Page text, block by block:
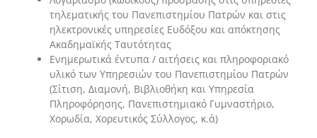
τηλεματικής του Πανεπιστημίου Πατρών και στις
ηλεκτρονικές υπηρεσίες Ευδόξου και απόκτησης
Ακαδημαϊκής Ταυτότητας
Ενημερωτικά έντυπα / αιτήσεις και πληροφοριακό
υλικό των Υπηρεσιών του Πανεπιστημίου Πατρών
(Σίτιση, Διαμονή, Βιβλιοθήκη και Υπηρεσία
Πληροφόρησης, Πανεπιστημιακό Γυμναστήριο,
Χορωδία, Χορευτικός Σύλλογος, κ.ά)